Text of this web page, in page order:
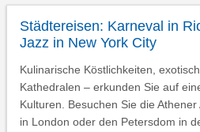
Städtereisen: Karneval in
Jazz in New York City
Kulinarische Köstlichkeiten,
Kathedralen – erkunden Sie auf
Kulturen. Besuchen Sie die
in London oder den Petersdom in